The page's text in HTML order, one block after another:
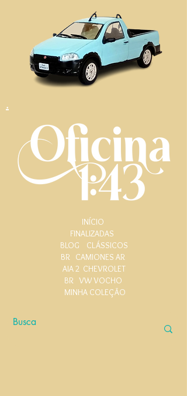
.
INÍCIO
FINALIZADAS
BLOG
CLÁSSICOS
BR CAMIONES AR
AIA 2 CHEVROLET
BR VW VOCHO
MINHA COLEÇÃO